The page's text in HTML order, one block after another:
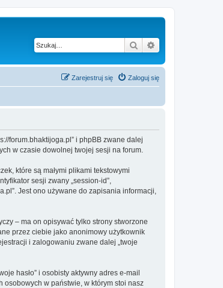
Szukaj
Zaloguj się
Zarejestruj się
forum.bhaktijoga.pl” i phpBB zwane dalej
w czasie dowolnej twojej sesji na forum.
które są małymi plikami tekstowymi
sesji zwany „session-id”,
Jest ono używane do zapisania informacji,
– ma on opisywać tylko strony stworzone
przez ciebie jako anonimowy użytkownik
i zalogowaniu zwane dalej „twoje
hasło” i osobisty aktywny adres e-mail
osobowych w państwie, w którym stoi nasz